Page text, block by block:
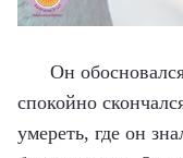
Он обосновался
спокойно
умереть, где он